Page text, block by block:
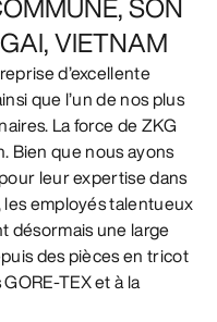
VIETNAM
d’excellente
que l’un de nos plus
La force de ZKG
Bien que nous ayons
leur expertise dans
employés talentueux
désormais une large
des pièces en tricot
TEX et à la